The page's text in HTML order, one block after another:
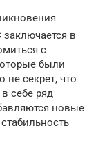
в
с
были
не секрет, что
себе ряд
новые